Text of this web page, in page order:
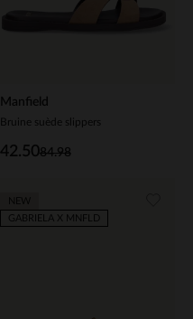
Manfield
Bruine suède slippers
84.98
42.50
GABRIELA X MNFLD